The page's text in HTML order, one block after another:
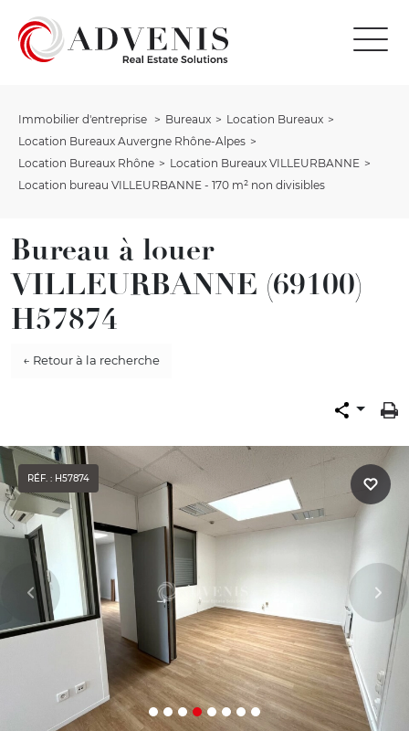
Immobilier d'entreprise Bureaux
Location Bureaux
Location Bureaux Auvergne Rhône-Alpes
Location Bureaux Rhône
Location Bureaux VILLEURBANNE
Location bureau VILLEURBANNE - 170 m² non divisibles
Bureau à louer
VILLEURBANNE (69100)
H57874
← Retour à la recherche
RÉF. : H57874